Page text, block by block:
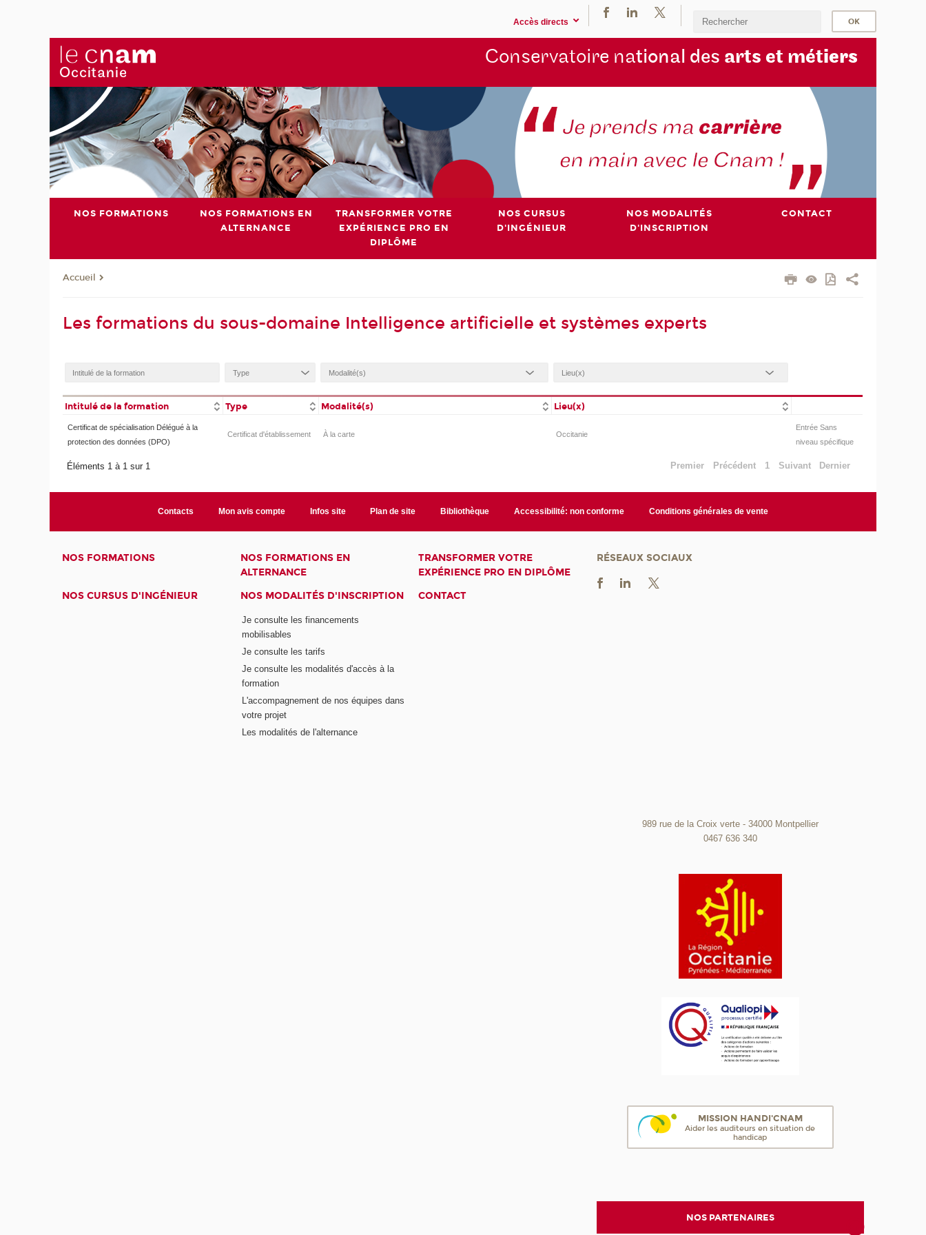
Accès directs
Conservatoire national des arts et métiers
NOS FORMATIONS
NOS FORMATIONS EN
ALTERNANCE
TRANSFORMER VOTRE
EXPÉRIENCE PRO EN
DIPLÔME
NOS CURSUS
D'INGÉNIEUR
NOS MODALITÉS
D'INSCRIPTION
CONTACT
Accueil
Les formations du sous-domaine Intelligence artificielle et systèmes experts
Intitulé de la formation Type Modalité(s) Lieu(x)
Certificat de spécialisation Délégué à la
protection des données (DPO)
Certificat d'établissement À la carte Occitanie
Entrée Sans
niveau spécifique
Éléments 1 à 1 sur 1 Premier Précédent 1 Suivant Dernier
Contacts Mon avis compte Infos site Plan de site Bibliothèque Accessibilité: non conforme Conditions générales de vente
NOS FORMATIONS
NOS FORMATIONS EN
ALTERNANCE
TRANSFORMER VOTRE
EXPÉRIENCE PRO EN DIPLÔME
NOS CURSUS D'INGÉNIEUR
NOS MODALITÉS D'INSCRIPTION
Je consulte les financements
mobilisables
Je consulte les tarifs
Je consulte les modalités d'accès à la
formation
L'accompagnement de nos équipes dans
votre projet
Les modalités de l'alternance
CONTACT
RÉSEAUX SOCIAUX
989 rue de la Croix verte - 34000 Montpellier
0467 636 340
MISSION HANDI'CNAM
Aider les auditeurs en situation de
handicap
NOS PARTENAIRES